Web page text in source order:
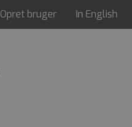
Opret bruger In English